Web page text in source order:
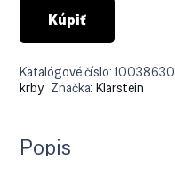
Kúpiť
Katalógové číslo:10038630
krby Značka:Klarstein
Popis